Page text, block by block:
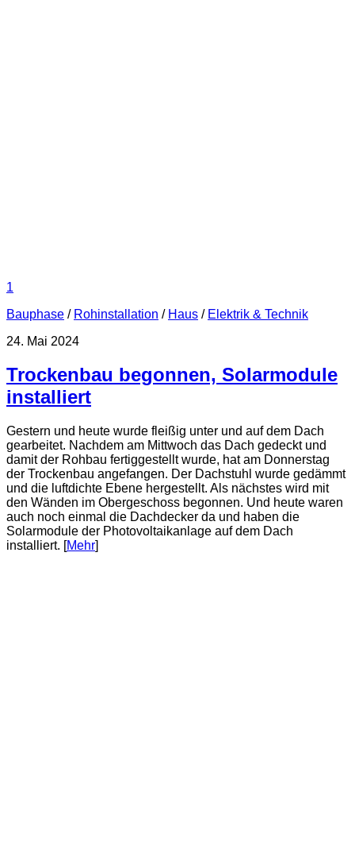
1
Bauphase / Rohinstallation / Haus / Elektrik & Technik
24. Mai 2024
Trockenbau begonnen, Solarmodule
installiert
Gestern und heute wurde fleißig unter und auf dem Dach
gearbeitet. Nachdem am Mittwoch das Dach gedeckt und
damit der Rohbau fertiggestellt wurde, hat am Donnerstag
der Trockenbau angefangen. Der Dachstuhl wurde gedämmt
und die luftdichte Ebene hergestellt. Als nächstes wird mit
den Wänden im Obergeschoss begonnen. Und heute waren
auch noch einmal die Dachdecker da und haben die
Solarmodule der Photovoltaikanlage auf dem Dach
installiert. [Mehr]